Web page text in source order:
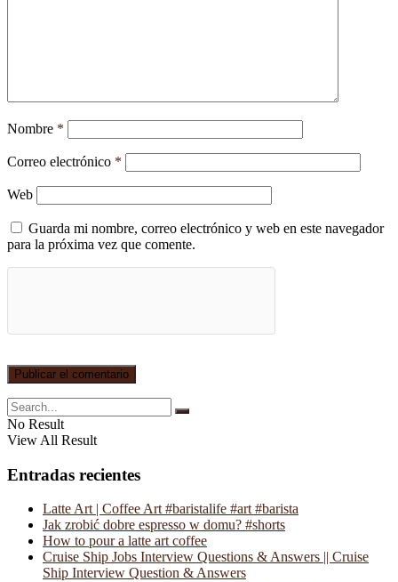
Nombre *
Correo electrónico *
Web
Guarda mi nombre, correo electrónico y web en este navegador
para la próxima vez que comente.
No Result
View All Result
Entradas recientes
Latte Art | Coffee Art #baristalife #art #barista
Jak zrobić dobre espresso w domu? #shorts
How to pour a latte art coffee
Cruise Ship Jobs Interview Questions & Answers || Cruise
Ship Interview Question & Answers